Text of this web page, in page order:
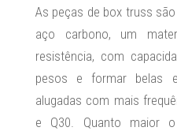
As peças de box truss
aço carbono, um
resistência, com
pesos e formar belas
alugadas com mais
e Q30. Quanto maior